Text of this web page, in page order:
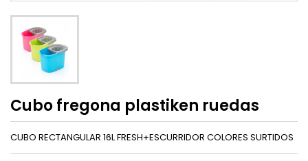
Cubo fregona plastiken ruedas
CUBO RECTANGULAR 16L FRESH+ESCURRIDOR COLORES SURTIDOS